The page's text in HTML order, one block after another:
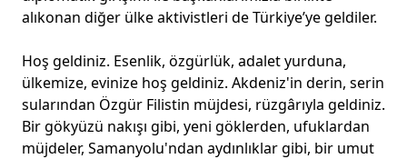
alıkonan diğer ülke aktivistleri de Türkiye’ye geldiler.
Hoş geldiniz. Esenlik, özgürlük, adalet yurduna,
ülkemize, evinize hoş geldiniz. Akdeniz'in derin, serin
sularından Özgür Filistin müjdesi, rüzgârıyla geldiniz.
Bir gökyüzü nakışı gibi, yeni göklerden, ufuklardan
müjdeler, Samanyolu'ndan aydınlıklar gibi, bir umut